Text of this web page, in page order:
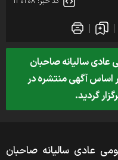
سالیانه صاحبان
اساس آگهی منتشره در
عادی سالیانه صاحبان